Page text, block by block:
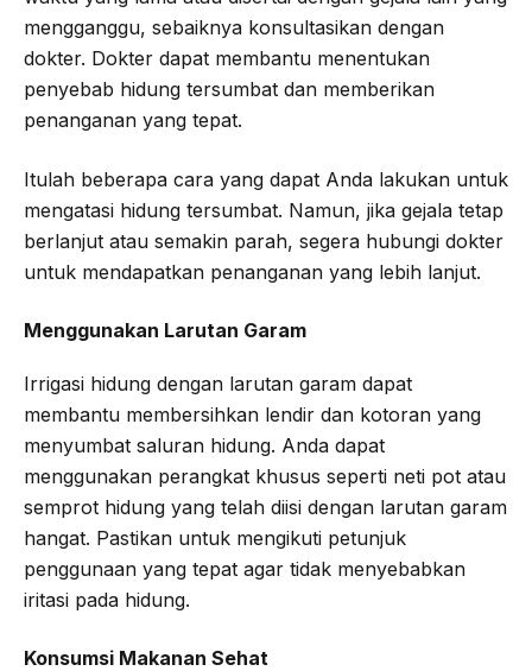
mengganggu, sebaiknya konsultasikan dengan
dokter. Dokter dapat membantu menentukan
penyebab hidung tersumbat dan memberikan
penanganan yang tepat.
Itulah beberapa cara yang dapat Anda lakukan untuk
mengatasi hidung tersumbat. Namun, jika gejala tetap
berlanjut atau semakin parah, segera hubungi dokter
untuk mendapatkan penanganan yang lebih lanjut.
Menggunakan Larutan Garam
Irrigasi hidung dengan larutan garam dapat
membantu membersihkan lendir dan kotoran yang
menyumbat saluran hidung. Anda dapat
menggunakan perangkat khusus seperti neti pot atau
semprot hidung yang telah diisi dengan larutan garam
hangat. Pastikan untuk mengikuti petunjuk
penggunaan yang tepat agar tidak menyebabkan
iritasi pada hidung.
Konsumsi Makanan Sehat